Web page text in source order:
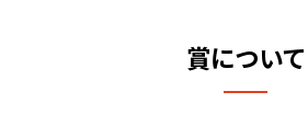
賞について